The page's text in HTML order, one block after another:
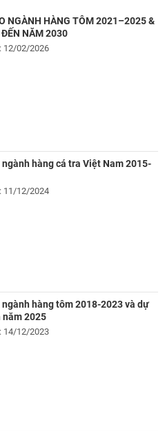
NGÀNH HÀNG TÔM 2021–2025 &
ĐẾN NĂM 2030
12/02/2026
ngành hàng cá tra Việt Nam 2015-
11/12/2024
ngành hàng tôm 2018-2023 và dự
năm 2025
14/12/2023